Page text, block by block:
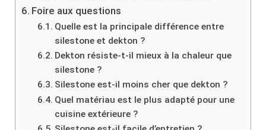
Foire aux questions
Quelle est la principale différence entre
silestone et dekton ?
Dekton résiste-t-il mieux à la chaleur que
silestone ?
Silestone est-il moins cher que dekton ?
Quel matériau est le plus adapté pour une
cuisine extérieure ?